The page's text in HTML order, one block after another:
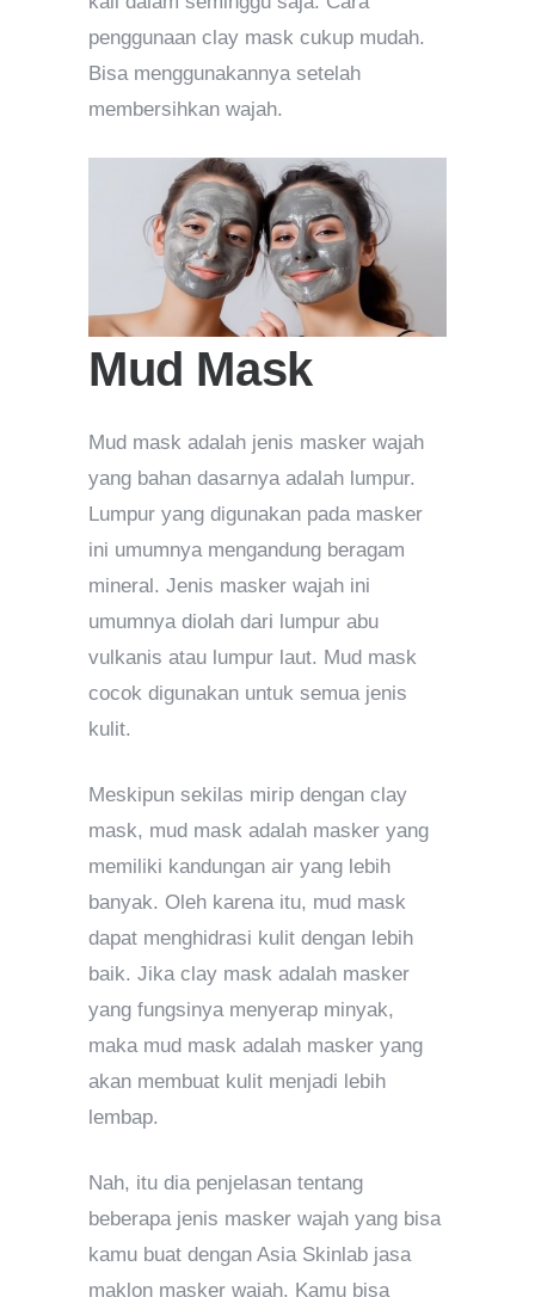
penggunaan clay mask cukup mudah.
Bisa menggunakannya setelah
membersihkan wajah.
Mud Mask
Mud mask adalah jenis masker wajah
yang bahan dasarnya adalah lumpur.
Lumpur yang digunakan pada masker
ini umumnya mengandung beragam
mineral. Jenis masker wajah ini
umumnya diolah dari lumpur abu
vulkanis atau lumpur laut. Mud mask
cocok digunakan untuk semua jenis
kulit.
Meskipun sekilas mirip dengan clay
mask, mud mask adalah masker yang
memiliki kandungan air yang lebih
banyak. Oleh karena itu, mud mask
dapat menghidrasi kulit dengan lebih
baik. Jika clay mask adalah masker
yang fungsinya menyerap minyak,
maka mud mask adalah masker yang
akan membuat kulit menjadi lebih
lembap.
Nah, itu dia penjelasan tentang
beberapa jenis masker wajah yang bisa
kamu buat dengan Asia Skinlab jasa
maklon masker wajah. Kamu bisa